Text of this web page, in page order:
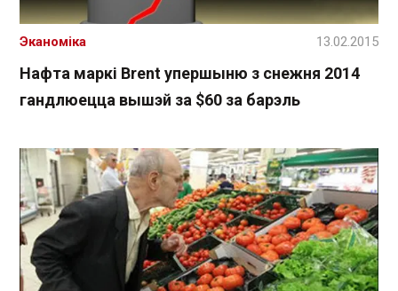
Нафта маркі Brent упершыню з снежня 2014
гандлюецца вышэй за $60 за барэль
Эканоміка 13.02.2015